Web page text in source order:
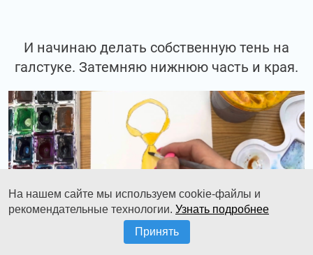
И начинаю делать собственную тень на
галстуке. Затемняю нижнюю часть и края.
На нашем сайте мы используем cookie-файлы и
рекомендательные технологии. Узнать подробнее
Принять